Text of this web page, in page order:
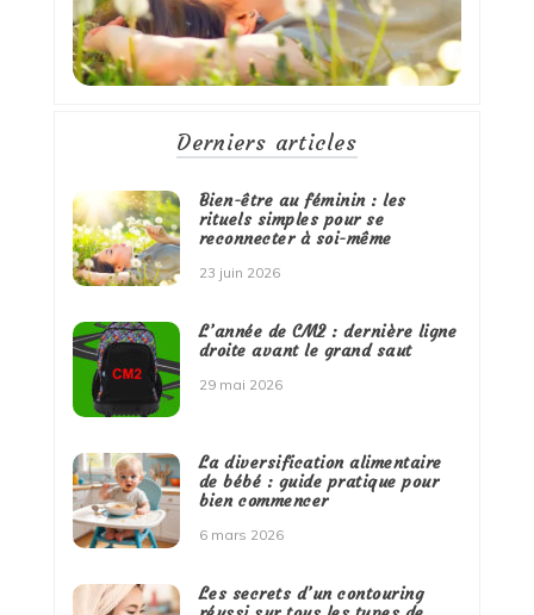
Derniers articles
Bien-être au féminin : les
rituels simples pour se
reconnecter à soi-même
23 juin 2026
L’année de CM2 : dernière ligne
droite avant le grand saut
29 mai 2026
La diversification alimentaire
de bébé : guide pratique pour
bien commencer
6 mars 2026
Les secrets d’un contouring